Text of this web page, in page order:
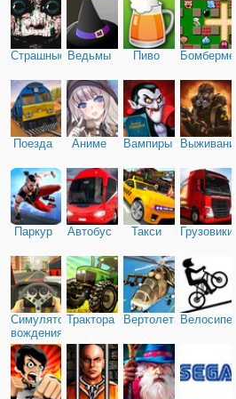
Страшные Ведьмы Пиво Бомбермен
Поезда Аниме Вампиры Выживание
Паркур Автобус Такси Грузовики
Симулятор
вождения
Трактора ВертолетыВелосипед